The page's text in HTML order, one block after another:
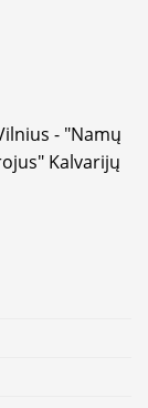
- "Namų
Kalvarijų